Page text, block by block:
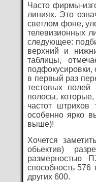
Часто фирмы-
линиях. Это
светлом фоне,
телевизионных
следующее:
верхний и
таблицы,
подфокусировки,
в первый раз
тестовых
полосы,
частот
особенно ярко
выше)!
Хочется
обьектив)
размерностью
способность 576
других 600.